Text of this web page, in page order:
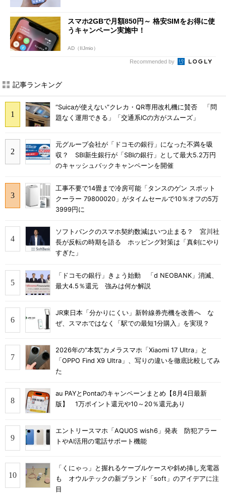
スマホ2GBで月額850円～ 格安SIMをお得に使
うキャンペーン実施中！
AD（IIJmio）
Recommended by
記事ランキング
“Suicaが使えない”クレカ・QR専用改札機に賛否 「問
題なく運用できる」「交通系ICの方がスムーズ」
元グループ会社が「ドコモの銀行」になった不満を吸
収？ SBI新生銀行が「SBIの銀行」として最大5.2万円
のキャッシュバックキャンペーンを開催
工事不要で14畳まで冷房可能「タンスのゲン スポット
クーラー 79800020」がタイムセールで10％オフの5万
3999円に
ソフトバンクのスマホ契約数減はいつ止まる？ 宮川社
長が反転の時期を語る ホッピング対策は「真剣にやり
すぎた」
「ドコモの銀行」きょう始動 「d NEOBANK」消滅、
最大4.5％還元 強みは何か解説
JR東日本「分かりにくい」新幹線券売機を改善へ な
ぜ、スマホではなく「駅での最短1分購入」を実現？
2026年の“本気”カメラスマホ「Xiaomi 17 Ultra」と
「OPPO Find X9 Ultra」、写りの違いを徹底比較してみ
た
au PAYとPontaのキャンペーンまとめ【8月4日最新
版】 1万ポイント還元や10～20％還元あり
エントリースマホ「AQUOS wish6」発表 防犯アラー
トやAI活用の電話サポート機能
「くにゃっ」と握れるケーブルケースや斜め挿し充電器
も オウルテックの新ブランド「soft」のアイデアに注
目